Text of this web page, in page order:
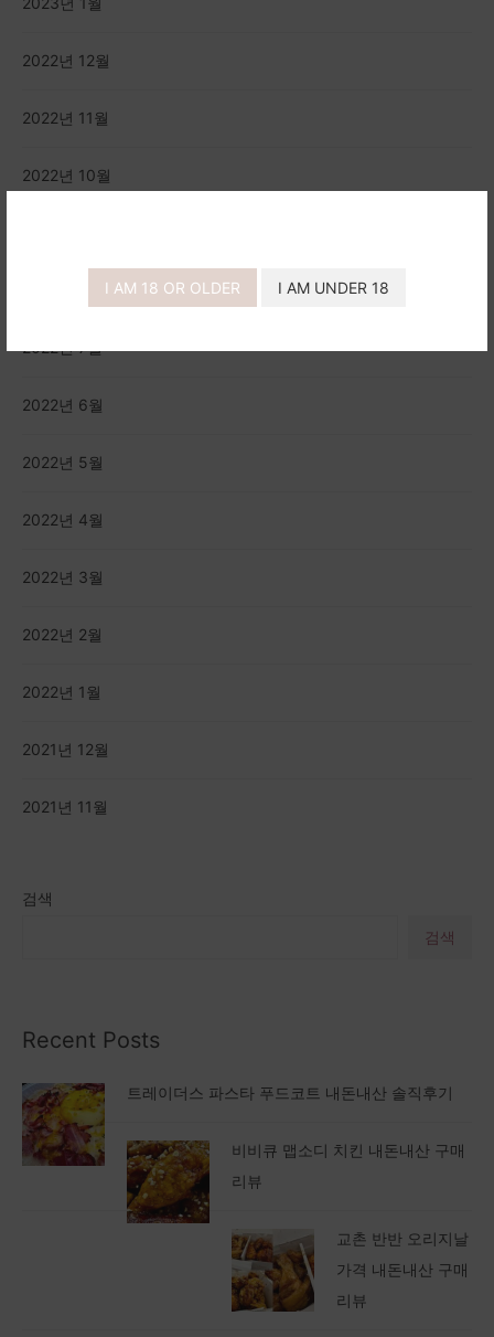
I AM 18 OR OLDER I AM UNDER 18
검색
검색
Recent Posts
트레이더스 파스타 푸드코트 내돈내산 솔직후기
비비큐 맵소디 치킨 내돈내산 구매
리뷰
교촌 반반 오리지날
가격 내돈내산 구매
리뷰
2022년 12월
2022년 11월
2022년 10월
2022년 7월
2022년 6월
2022년 5월
2022년 4월
2022년 3월
2022년 2월
2022년 1월
2021년 12월
2021년 11월